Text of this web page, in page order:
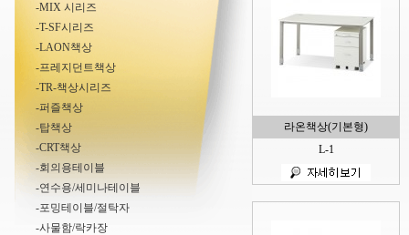
-MIX 시리즈
-T-SF시리즈
-LAON책상
-프레지던트책상
-TR-책상시리즈
-퍼즐책상
-탑책상
-CRT책상
-회의용테이블
-연수용/세미나테이블
-포밍테이블/절탁자
-사물함/락카장
라온책상(기본형)
L-1